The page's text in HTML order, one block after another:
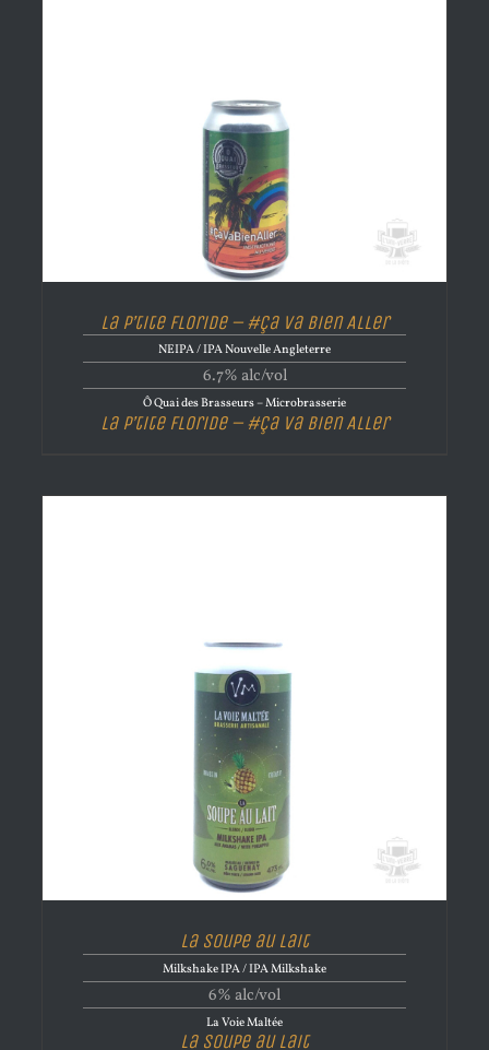
La P’tite Floride – #Ça va Bien Aller
NEIPA / IPA Nouvelle Angleterre
6.7% alc/vol
Ô Quai des Brasseurs – Microbrasserie
La P’tite Floride – #Ça va Bien Aller
La Soupe au Lait
Milkshake IPA / IPA Milkshake
6% alc/vol
La Voie Maltée
La Soupe au Lait